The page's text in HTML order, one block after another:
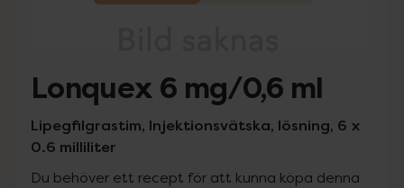
Lonquex 6 mg/0,6 ml
Lipegfilgrastim, Injektionsvätska, lösning, 6 x
0.6 milliliter
Du behöver ett recept för att kunna köpa denna